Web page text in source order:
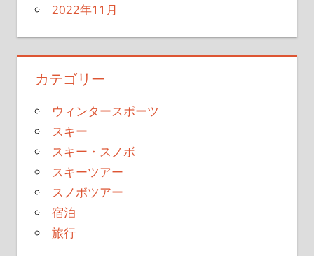
2022年11月
カテゴリー
ウィンタースポーツ
スキー
スキー・スノボ
スキーツアー
スノボツアー
宿泊
旅行